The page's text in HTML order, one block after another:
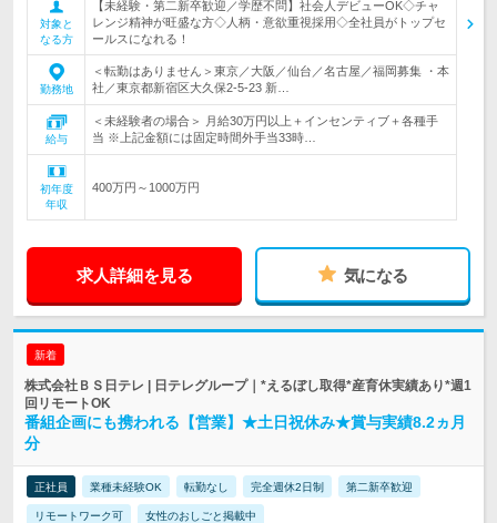
対象と
なる方
【未経験・第二新卒歓迎／学歴不問】社会人デビューOK◇チャ
レンジ精神が旺盛な方◇人柄・意欲重視採用◇全社員がトップセ
ールスになれる！
勤務地
＜転勤はありません＞東京／大阪／仙台／名古屋／福岡募集 ・本
社／東京都新宿区大久保2-5-23 新…
給与
＜未経験者の場合＞ 月給30万円以上＋インセンティブ＋各種手
当 ※上記金額には固定時間外手当33時…
初年度
年収
400万円～1000万円
求人詳細を見る 気になる
新着
株式会社ＢＳ日テレ | 日テレグループ｜*えるぼし取得*産育休実績あり*週1
回リモートOK
番組企画にも携われる【営業】★土日祝休み★賞与実績8.2ヵ月
分
正社員 業種未経験OK 転勤なし 完全週休2日制 第二新卒歓迎
リモートワーク可 女性のおしごと掲載中